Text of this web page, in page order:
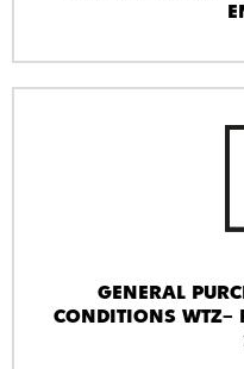
GENERAL
CONDITIONS WTZ–